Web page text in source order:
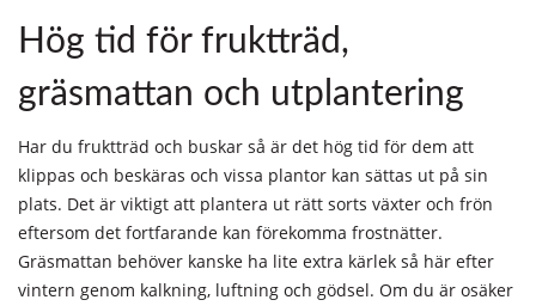
Hög tid för fruktträd,
gräsmattan och utplantering
Har du fruktträd och buskar så är det hög tid för dem att
klippas och beskäras och vissa plantor kan sättas ut på sin
plats. Det är viktigt att plantera ut rätt sorts växter och frön
eftersom det fortfarande kan förekomma frostnätter.
Gräsmattan behöver kanske ha lite extra kärlek så här efter
vintern genom kalkning, luftning och gödsel. Om du är osäker